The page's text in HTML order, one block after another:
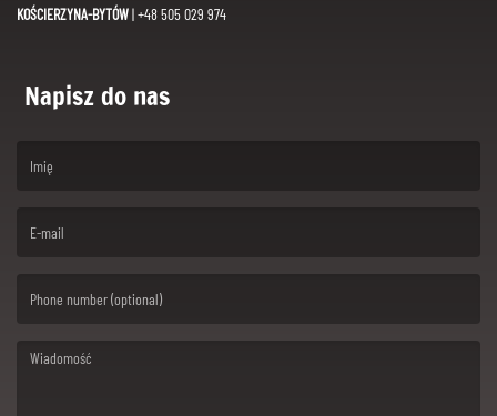
KOŚCIERZYNA-BYTÓW| +48 505 029 974
Napisz do nas